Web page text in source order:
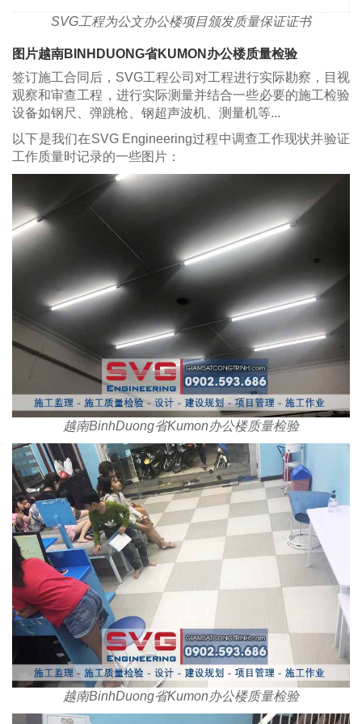
SVG工程为公文办公楼项目颁发质量保证证书
图片越南BINHDUONG省KUMON办公楼质量检验
签订施工合同后，SVG工程公司对工程进行实际勘察，目视
观察和审查工程，进行实际测量并结合一些必要的施工检验
设备如钢尺、弹跳枪、钢超声波机、测量机等...
以下是我们在SVG Engineering过程中调查工作现状并验证
工作质量时记录的一些图片：
越南BinhDuong省Kumon办公楼质量检验
越南BinhDuong省Kumon办公楼质量检验